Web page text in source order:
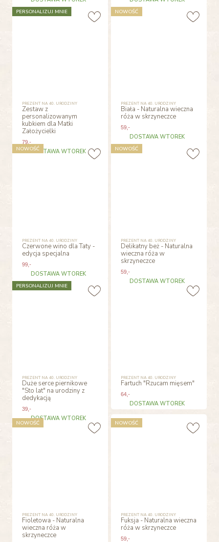
PREZENT NA 40. URODZINY
Zestaw z
personalizowanym
kubkiem dla Matki
Założycielki
79,-
DOSTAWA WTOREK
PERSONALIZUJ MNIE
PREZENT NA 40. URODZINY
Biała - Naturalna wieczna
róża w skrzyneczce
59 ,-
DOSTAWA WTOREK
NOWOŚĆ
PREZENT NA 40. URODZINY
Czerwone wino dla Taty -
edycja specjalna
99,-
DOSTAWA WTOREK
NOWOŚĆ
PREZENT NA 40. URODZINY
Delikatny beż - Naturalna
wieczna róża w
skrzyneczce
59 ,-
DOSTAWA WTOREK
NOWOŚĆ
PREZENT NA 40. URODZINY
Duże serce piernikowe
"Sto lat" na urodziny z
dedykacją
39,-
DOSTAWA WTOREK
PERSONALIZUJ MNIE
PREZENT NA 40. URODZINY
Fartuch "Rzucam mięsem"
64 ,-
DOSTAWA WTOREK
PREZENT NA 40. URODZINY
Fioletowa - Naturalna
wieczna róża w
skrzyneczce
NOWOŚĆ
PREZENT NA 40. URODZINY
Fuksja - Naturalna wieczna
róża w skrzyneczce
59 ,-
NOWOŚĆ